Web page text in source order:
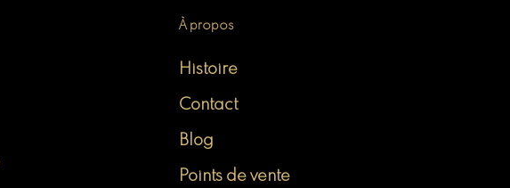
À propos
Histoire
Contact
Blog
Points de vente